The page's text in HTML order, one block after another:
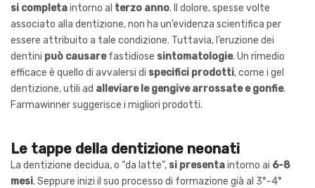
si completaintorno al terzo anno. Il dolore, spesse volte
associato alla dentizione, non ha un’evidenza scientifica per
essere attribuito a tale condizione. Tuttavia, l’eruzione dei
dentini può causarefastidiose sintomatologie. Un rimedio
efficace è quello di avvalersi di specifici prodotti, come i gel
dentizione, utili ad alleviare le gengive arrossate e gonfie.
Farmawinner suggerisce i migliori prodotti.
Le tappe della dentizione neonati
La dentizione decidua, o “da latte”, si presentaintorno ai 6-8
mesi. Seppure inizi il suo processo di formazione già al 3°-4°